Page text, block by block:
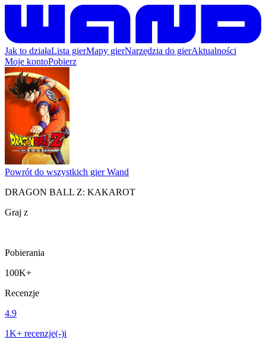
Jak to działaLista gierMapy gierNarzędzia do gierAktualności
Moje kontoPobierz
Powrót do wszystkich gier Wand
DRAGON BALL Z: KAKAROT
Graj z
Pobierania
100K+
Recenzje
4.9
1K+ recenzje(-)i